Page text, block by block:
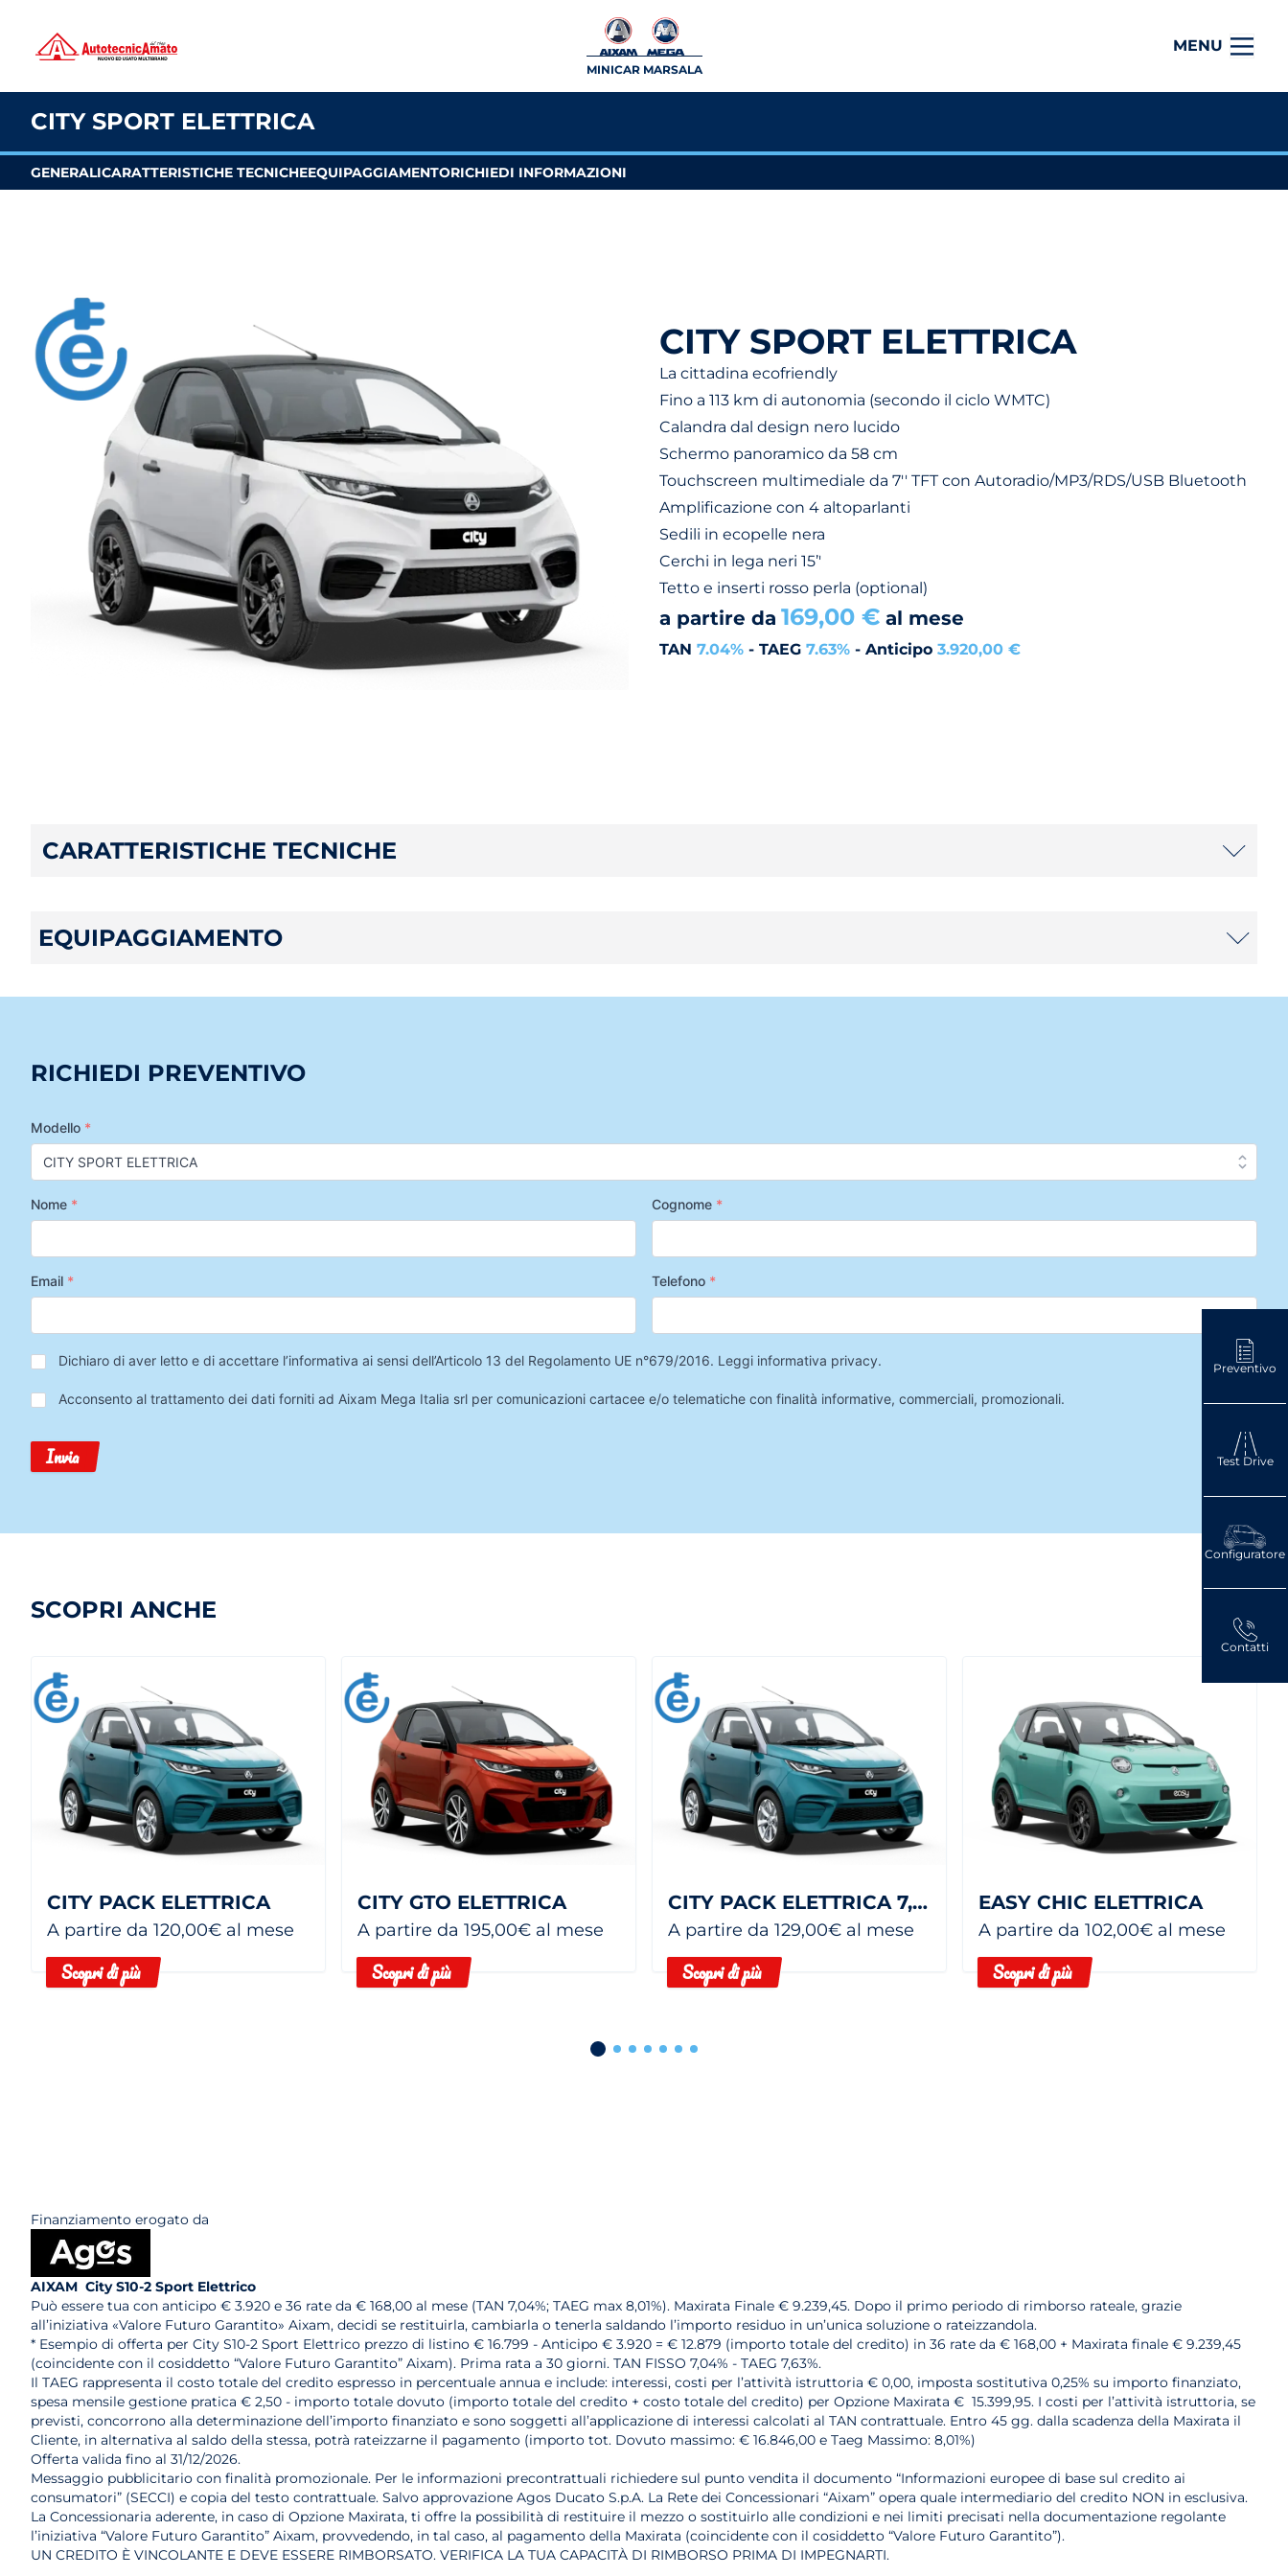
MINICAR MARSALA
MENU
Preventivo
Test Drive
Configuratore
Contatti
CITY SPORT ELETTRICA
GENERALICARATTERISTICHE TECNICHEEQUIPAGGIAMENTORICHIEDI INFORMAZIONI
CITY SPORT ELETTRICA
La cittadina ecofriendly
Fino a 113 km di autonomia (secondo il ciclo WMTC)
Calandra dal design nero lucido
Schermo panoramico da 58 cm
Touchscreen multimediale da 7'' TFT con Autoradio/MP3/RDS/USB Bluetooth
Amplificazione con 4 altoparlanti
Sedili in ecopelle nera
Cerchi in lega neri 15’'
Tetto e inserti rosso perla (optional)
a partire da 169,00 € al mese
TAN 7.04% - TAEG 7.63% - Anticipo 3.920,00 €
CARATTERISTICHE TECNICHE
EQUIPAGGIAMENTO
RICHIEDI PREVENTIVO
Modello *
Nome * Cognome *
Email * Telefono *
Privacy*
Dichiaro di aver letto e di accettare l’informativa ai sensi dell’Articolo 13 del Regolamento UE n°679/2016. Leggi informativa privacy.
Trattamento
Dati
Acconsento al trattamento dei dati forniti ad Aixam Mega Italia srl per comunicazioni cartacee e/o telematiche con finalità informative, commerciali, promozionali.
Invia
SCOPRI ANCHE
CITY PACK ELETTRICA
A partire da 120,00€ al mese
Scopri di più
CITY GTO ELETTRICA
A partire da 195,00€ al mese
Scopri di più
CITY PACK ELETTRICA 7,5 KWH
A partire da 129,00€ al mese
Scopri di più
EASY CHIC ELETTRICA
A partire da 102,00€ al mese
Scopri di più
Finanziamento erogato da
AIXAM City S10-2 Sport Elettrico
Può essere tua con anticipo € 3.920 e 36 rate da € 168,00 al mese (TAN 7,04%; TAEG max 8,01%). Maxirata Finale € 9.239,45. Dopo il primo periodo di rimborso rateale, grazie
all’iniziativa «Valore Futuro Garantito» Aixam, decidi se restituirla, cambiarla o tenerla saldando l’importo residuo in un’unica soluzione o rateizzandola.
* Esempio di offerta per City S10-2 Sport Elettrico prezzo di listino € 16.799 - Anticipo € 3.920 = € 12.879 (importo totale del credito) in 36 rate da € 168,00 + Maxirata finale € 9.239,45
(coincidente con il cosiddetto “Valore Futuro Garantito” Aixam). Prima rata a 30 giorni. TAN FISSO 7,04% - TAEG 7,63%.
Il TAEG rappresenta il costo totale del credito espresso in percentuale annua e include: interessi, costi per l’attività istruttoria € 0,00, imposta sostitutiva 0,25% su importo finanziato,
spesa mensile gestione pratica € 2,50 - importo totale dovuto (importo totale del credito + costo totale del credito) per Opzione Maxirata € 15.399,95. I costi per l’attività istruttoria, se
previsti, concorrono alla determinazione dell’importo finanziato e sono soggetti all’applicazione di interessi calcolati al TAN contrattuale. Entro 45 gg. dalla scadenza della Maxirata il
Cliente, in alternativa al saldo della stessa, potrà rateizzarne il pagamento (importo tot. Dovuto massimo: € 16.846,00 e Taeg Massimo: 8,01%)
Offerta valida fino al 31/12/2026.
Messaggio pubblicitario con finalità promozionale. Per le informazioni precontrattuali richiedere sul punto vendita il documento “Informazioni europee di base sul credito ai
consumatori” (SECCI) e copia del testo contrattuale. Salvo approvazione Agos Ducato S.p.A. La Rete dei Concessionari “Aixam” opera quale intermediario del credito NON in esclusiva.
La Concessionaria aderente, in caso di Opzione Maxirata, ti offre la possibilità di restituire il mezzo o sostituirlo alle condizioni e nei limiti precisati nella documentazione regolante
l’iniziativa “Valore Futuro Garantito” Aixam, provvedendo, in tal caso, al pagamento della Maxirata (coincidente con il cosiddetto “Valore Futuro Garantito”).
UN CREDITO È VINCOLANTE E DEVE ESSERE RIMBORSATO. VERIFICA LA TUA CAPACITÀ DI RIMBORSO PRIMA DI IMPEGNARTI.